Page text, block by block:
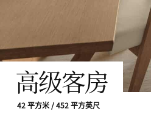
高级客房
42 平方米 / 452 平方英尺